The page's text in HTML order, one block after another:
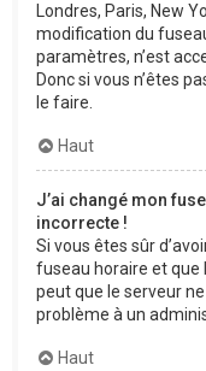
Londres, Paris, New
modification du
paramètres, n’est
Donc si vous n’êtes
le faire.
Haut
J’ai changé mon
incorrecte !
Si vous êtes sûr
fuseau horaire et que
peut que le serveur
problème à un
Haut